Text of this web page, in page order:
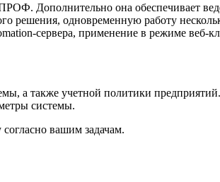
Дополнительно она обеспечивает
решения, одновременную работу
сервера, применение в режиме веб-
а также учетной политики
системы.
вашим задачам.